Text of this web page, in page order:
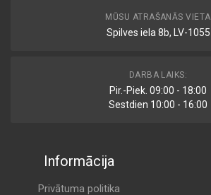
MASSEY-FERGUSON
836862573
SISU DIESEL
MŪSU ATRAŠANĀS VIETA
Spilves iela 8b, LV-1055
DARBA LAIKS:
Pir.-Piek. 09:00 - 18:00
Sestdien 10:00 - 16:00
Informācija
Privātuma politika